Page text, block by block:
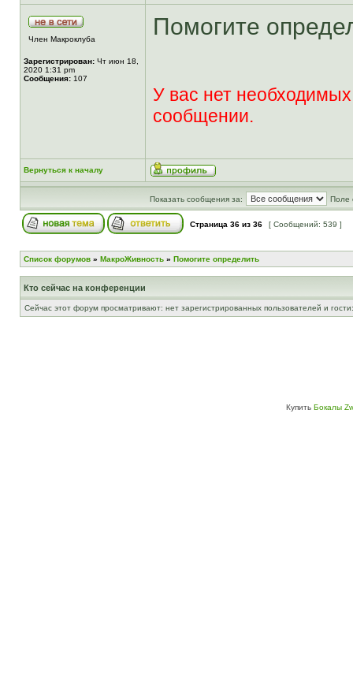
Член Макроклуба
Зарегистрирован: Чт июн 18,
2020 1:31 pm
Сообщения: 107
Помогите
У вас нет
сообщении.
Вернуться к началу
Показать сообщения за: Поле
Страница 36 из 36 [ Сообщений: 539 ]
Список форумов » МакроЖивность » Помогите определить
Кто сейчас на конференции
Сейчас этот форум просматривают: нет зарегистрированных пользователей и
Купить Бокалы